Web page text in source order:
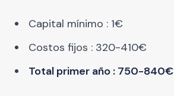
Capital mínimo : 1€
Costos fijos : 320-410€
Total primer año : 750-840€